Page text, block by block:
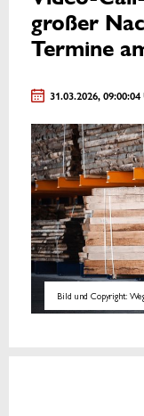
großer
Termine
31.03.2026,
Bild und Copyright: